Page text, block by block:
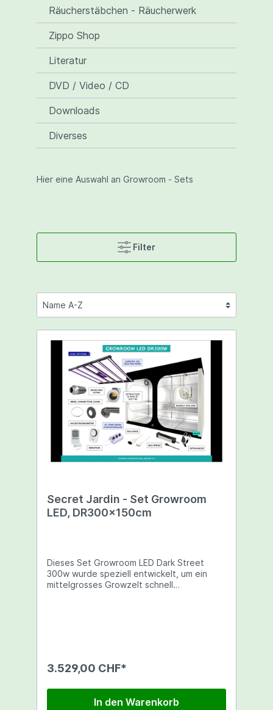
Räucherstäbchen - Räucherwerk
Zippo Shop
Literatur
DVD / Video / CD
Downloads
Diverses
Hier eine Auswahl an Growroom - Sets
Filter
Secret Jardin - Set Growroom
LED, DR300x150cm
Dieses Set Growroom LED Dark Street
300w wurde speziell entwickelt, um ein
mittelgrosses Growzelt schnell
Materials kümmern zu müssen, und dabei
3.529,00 CHF*
In den Warenkorb